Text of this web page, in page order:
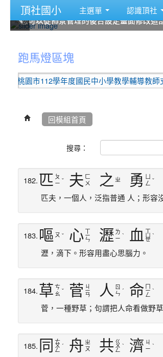
頂社國小 主選單 認識頂社
您可以從佈景管理的後台設定畫面修改
您可以從佈景管理的後台設定畫面修改
您可以從佈景管理的後台設定畫面修改
您可以從佈景管理的後台設定畫面修改
您可以從佈景管理的後台設定畫面修改
您可以從佈景管理的後台設定畫面修改
跑馬燈區塊
112學年度國民中小學教學輔導教師支持實施
回模組首頁
搜尋：
182. 匹 ㄆ
ㄧ ˇ 夫 ㄈ
ㄨ
之 ㄓ 勇 ㄥ
ˇ
匹夫，一個人，泛指普通 人；形容
183. 嘔 ㄡ ˇ 心 ㄧ
ㄣ 瀝 ㄌ
ㄧ ˋ 血 ㄩ
ㄝ
ˋ
瀝，滴下。形容用盡心思腦力。
184.草 ㄘ
ㄠ ˇ 菅 ㄐ
ㄧ
ㄢ 人
ㄖ
ㄣ ˊ 命 ㄧ
ㄥ
ˋ
菅，一種野草；句謂把人命看做野
185. 同 ㄊ
ㄨ
ㄥ
ˊ 舟 ㄓ
ㄡ
共 ㄍ
ㄨ
ㄥ
ˋ 濟 ㄐ
ㄧ ˋ